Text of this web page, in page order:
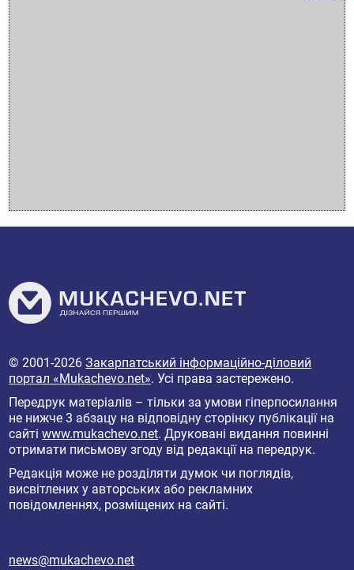
© 2001-2026Закарпатський інформаційно-діловий
портал «Mukachevo.net». Усі права застережено.
Передрук матеріалів – тільки за умови гіперпосилання
не нижче 3 абзацу на відповідну сторінку публікації на
сайтіwww.mukachevo.net. Друковані видання повинні
отримати письмову згоду від редакції на передрук.
Редакція може не розділяти думок чи поглядів,
висвітлених у авторських або рекламних
повідомленнях, розміщених на сайті.
news@mukachevo.net